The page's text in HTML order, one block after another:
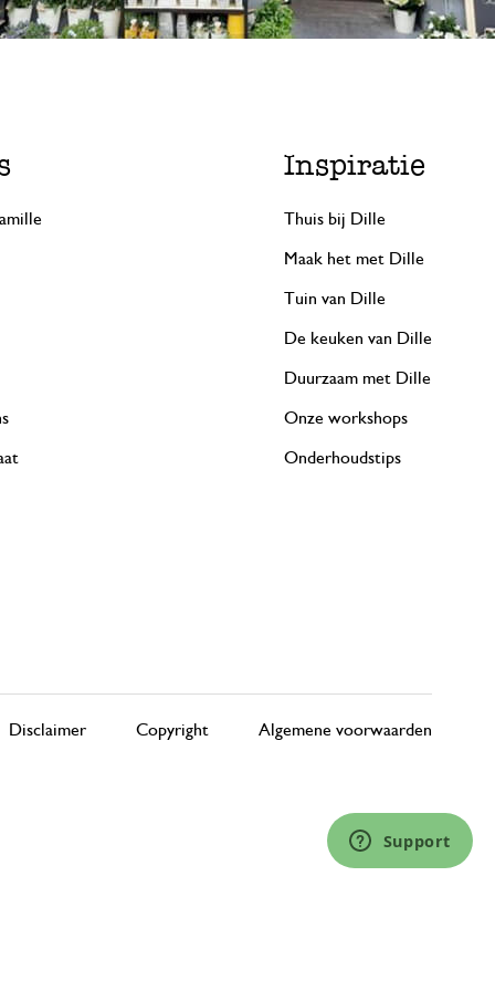
Inspiratie
Thuis bij Dille
Maak het met Dille
Tuin van Dille
De keuken van Dille
Duurzaam met Dille
Onze workshops
Onderhoudstips
Disclaimer Copyright Algemene voorwaarden
Support